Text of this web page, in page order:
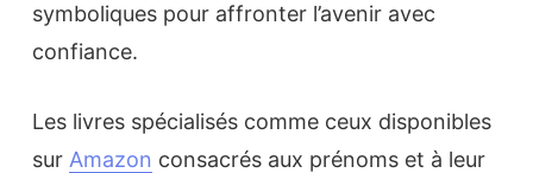
symboliques pour affronter l’avenir avec
confiance.
Les livres spécialisés comme ceux disponibles
sur Amazon consacrés aux prénoms et à leur